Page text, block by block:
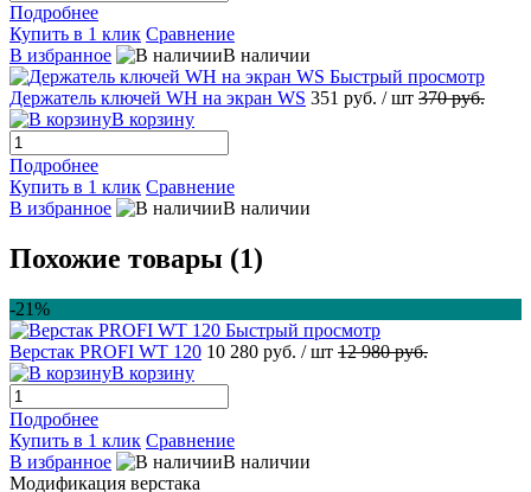
Подробнее
Купить в 1 клик Сравнение
В избранное
В наличии
Быстрый просмотр
Держатель ключей WH на экран WS 351 руб. / шт 370 руб.
В корзину
Подробнее
Купить в 1 клик Сравнение
В избранное
В наличии
Похожие товары (1)
-21%
Быстрый просмотр
Верстак PROFI WT 120 10 280 руб. / шт 12 980 руб.
В корзину
Подробнее
Купить в 1 клик Сравнение
В избранное
В наличии
Модификация верстака